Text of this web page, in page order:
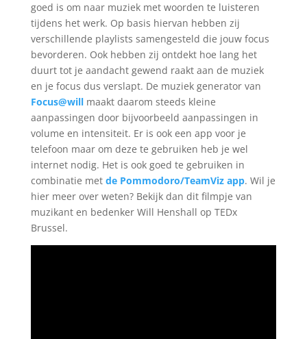
goed is om naar muziek met woorden te luisteren
tijdens het werk. Op basis hiervan hebben zij
verschillende playlists samengesteld die jouw focus
bevorderen. Ook hebben zij ontdekt hoe lang het
duurt tot je aandacht gewend raakt aan de muziek
en je focus dus verslapt. De muziek generator van
Focus@willmaakt daarom steeds kleine
aanpassingen door bijvoorbeeld aanpassingen in
volume en intensiteit. Er is ook een app voor je
telefoon maar om deze te gebruiken heb je wel
internet nodig. Het is ook goed te gebruiken in
combinatie met de Pommodoro/TeamViz app. Wil je
hier meer over weten? Bekijk dan dit filmpje van
muzikant en bedenker Will Henshall op TEDx
Brussel.